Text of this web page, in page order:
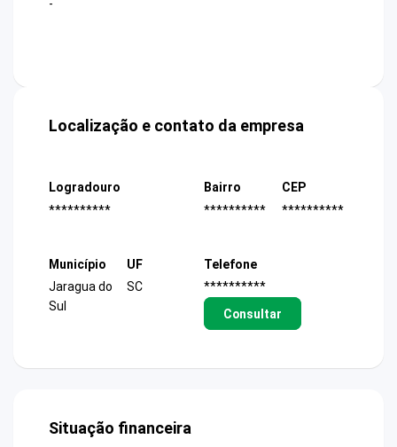
-
Localização e contato da empresa
Logradouro
**********
Bairro
**********
CEP
**********
Município
Jaragua do
Sul
UF
SC
Telefone
**********
Consultar
Situação financeira